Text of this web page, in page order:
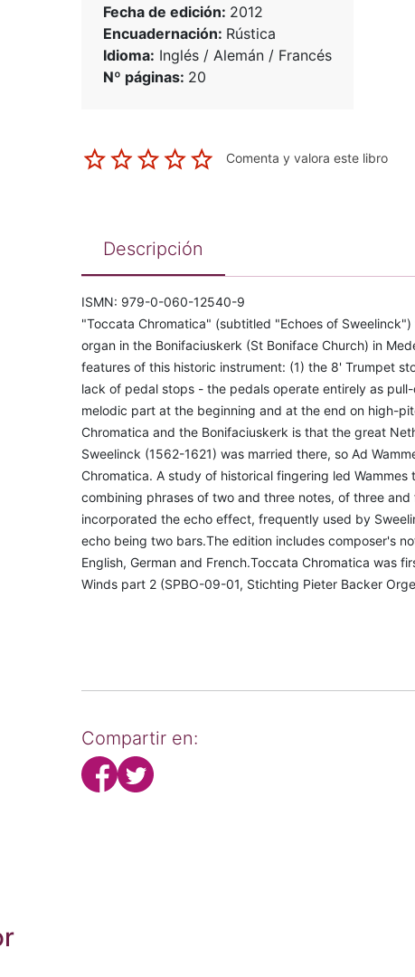
Fecha de edición: 2012
Encuadernación: Rústica
Idioma: Inglés / Alemán / Francés
Nº páginas: 20
Comenta y valora este libro
Descripción
ISMN: 979-0-060-12540-9
"Toccata Chromatica" (subtitled "Echoes of
organ in the Bonifaciuskerk (St Boniface Church) in
features of this historic instrument: (1) the 8' Trumpet
lack of pedal stops - the pedals operate entirely as
melodic part at the beginning and at the end on high-
Chromatica and the Bonifaciuskerk is that the great
Sweelinck (1562-1621) was married there, so Ad
Chromatica. A study of historical fingering led
combining phrases of two and three notes, of three
incorporated the echo effect, frequently used by
echo being two bars.The edition includes composer's
English, German and French.Toccata Chromatica was
Winds part 2 (SPBO-09-01, Stichting Pieter Backer
Compartir en: